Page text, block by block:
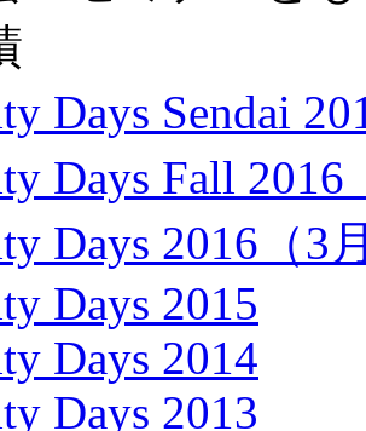
Days Sendai
Days Fall
Days 2016（3
Days 2015
Days 2014
Days 2013